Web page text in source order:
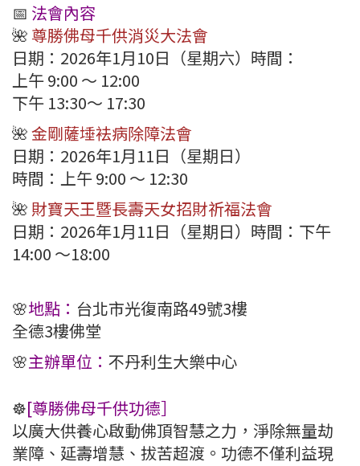
📅 法會內容
🌺 尊勝佛母千供消災大法會
日期：2026年1月10日（星期六）時間：
上午 9:00 ～ 12:00
下午 13:30～ 17:30
🌺金剛薩埵袪病除障法會
日期：2026年1月11日（星期日）
時間：上午 9:00 ～ 12:30
🌺 財寶天王暨長壽天女招財祈福法會
日期：2026年1月11日（星期日）時間：下午
14:00 ～18:00
🌸地點： 台北市光復南路49號3樓
全德3樓佛堂
🌸主辦單位： 不丹利生大樂中心
☸️[尊勝佛母千供功德］
以廣大供養心啟動佛頂智慧之力，淨除無量劫
業障、延壽增慧、拔苦超渡。功德不僅利益現